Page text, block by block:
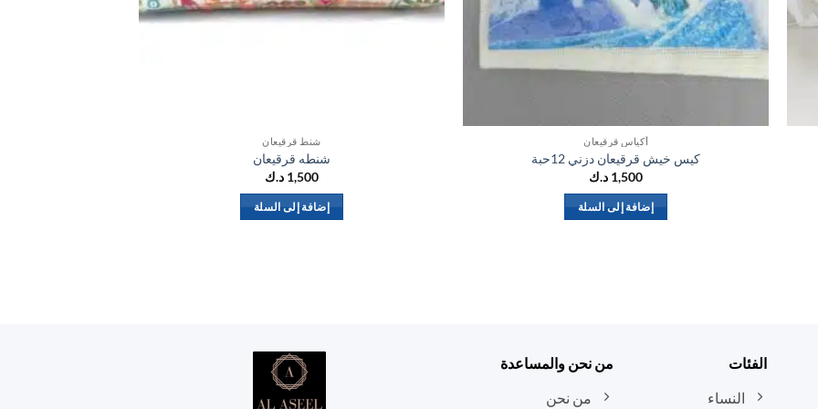
أكياس قرقيعان
كيس خيش قرقيعان دزني 12حبة
1,500 د.ك
إضافة إلى السلة
شنط قرقيعان
شنطه قرقيعان
1,500 د.ك
إضافة إلى السلة
الفئات
النساء
من نحن والمساعدة
من نحن